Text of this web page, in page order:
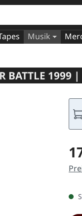
Musik
BATTLE 1999